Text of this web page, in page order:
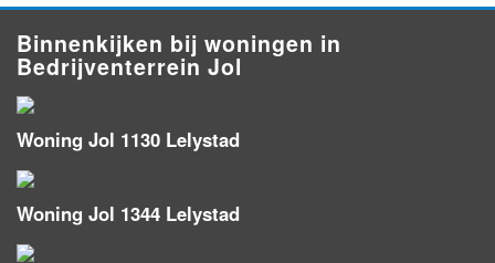
Binnenkijken bij woningen in
Bedrijventerrein Jol
Woning Jol 1130 Lelystad
Woning Jol 1344 Lelystad